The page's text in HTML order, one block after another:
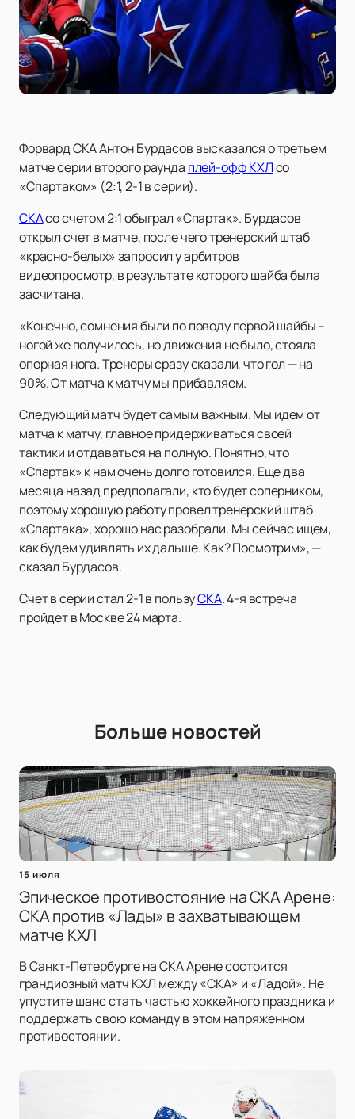
Форвард СКА Антон Бурдасов высказался о третьем
матче серии второго раунда плей-офф КХЛсо
«Спартаком» (2:1, 2-1 в серии).
СКАсо счетом 2:1 обыграл «Спартак». Бурдасов
открыл счет в матче, после чего тренерский штаб
«красно-белых» запросил у арбитров
видеопросмотр, в результате которого шайба была
засчитана.
«Конечно, сомнения были по поводу первой шайбы –
ногой же получилось, но движения не было, стояла
опорная нога. Тренеры сразу сказали, что гол — на
90%. От матча к матчу мы прибавляем.
Следующий матч будет самым важным. Мы идем от
матча к матчу, главное придерживаться своей
тактики и отдаваться на полную. Понятно, что
«Спартак» к нам очень долго готовился. Еще два
месяца назад предполагали, кто будет соперником,
поэтому хорошую работу провел тренерский штаб
«Спартака», хорошо нас разобрали. Мы сейчас ищем,
как будем удивлять их дальше. Как? Посмотрим», —
сказал Бурдасов.
Счет в серии стал 2-1 в пользуСКА. 4-я встреча
пройдет в Москве 24 марта.
Больше новостей
15 июля
Эпическое противостояние на СКА Арене:
СКА против «Лады» в захватывающем
матче КХЛ
В Санкт-Петербурге на СКА Арене состоится
грандиозный матч КХЛ между «СКА» и «Ладой». Не
упустите шанс стать частью хоккейного праздника и
поддержать свою команду в этом напряженном
противостоянии.